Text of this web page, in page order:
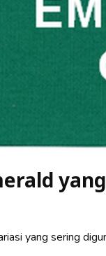
yang sering